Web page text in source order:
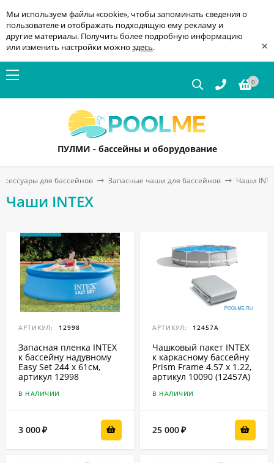
Мы используем файлы «cookie», чтобы запоминать сведения о
пользователе и отображать подходящую ему рекламу и
другие материалы. Получить более подробную информацию
или изменить настройки можно здесь. ×
0
ПУЛМИ - бассейны и оборудование
для бассейнов Запасные чаши для бассейнов Чаши
Чаши INTEX
АРТИКУЛ: 12998
Запасная пленка INTEX
к бассейну надувному
Easy Set 244 x 61см,
артикул 12998
В НАЛИЧИИ
3 000₽
АРТИКУЛ: 12457A
Чашковый пакет INTEX
к каркасному бассейну
Prism Frame 4.57 x 1.22,
артикул 10090 (12457A)
В НАЛИЧИИ
25 000₽